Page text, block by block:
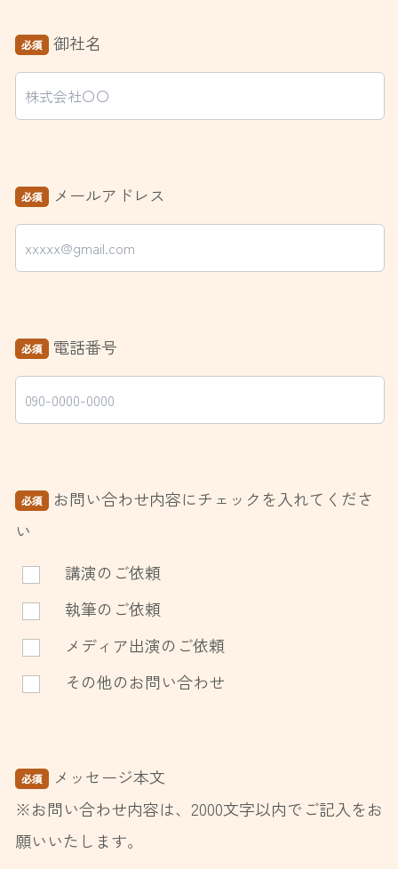
必須 御社名
必須 メールアドレス
必須 電話番号
必須
お問い合わせ内容にチェックを入れてくださ
い
講演のご依頼
執筆のご依頼
メディア出演のご依頼
その他のお問い合わせ
必須
メッセージ本文
※お問い合わせ内容は、2000文字以内でご記入をお
願いいたします。